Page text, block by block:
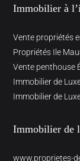
Immobilier à
Vente propriétés
Propriétés Ile
Vente penthouse
Immobilier de
Immobilier de
Immobilier de
www.proprietes-